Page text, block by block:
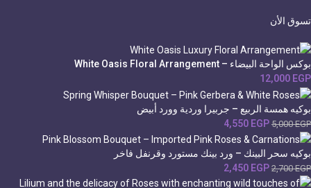
تسوق الأن
بوكس الواحة البيضاء – White Oasis Floral Arrangement
12,000 EGP
بوكيه همسة الربيع – جربيرا وردية وورد أبيض
5,000EGP
4,550 EGP
بوكيه سحر البينك – ورد بينك مستورد وقرنفل فاخر
2,700EGP
2,450 EGP